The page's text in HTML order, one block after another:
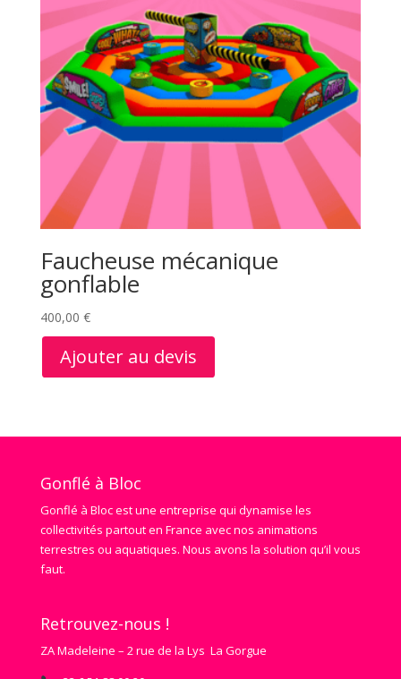
Faucheuse mécanique
gonflable
400,00 €
Ajouter au devis
Gonflé à Bloc
Gonflé à Bloc est une entreprise qui dynamise les
collectivités partout en France avec nos animations
terrestres ou aquatiques. Nous avons la solution qu’il vous
faut.
Retrouvez-nous !
ZA Madeleine – 2 rue de la Lys La Gorgue